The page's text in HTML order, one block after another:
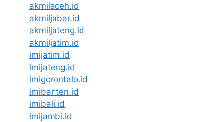
akmilaceh.id
akmiljabar.id
akmiljateng.id
akmiljatim.id
imijatim.id
imijateng.id
imigorontalo.id
imibanten.id
imibali.id
imijambi.id